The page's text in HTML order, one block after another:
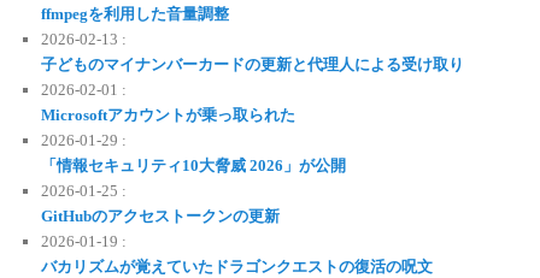
ffmpegを利用した音量調整
2026-02-13 :
子どものマイナンバーカードの更新と代理人による受け取り
2026-02-01 :
Microsoftアカウントが乗っ取られた
2026-01-29 :
「情報セキュリティ10大脅威 2026」が公開
2026-01-25 :
GitHubのアクセストークンの更新
2026-01-19 :
バカリズムが覚えていたドラゴンクエストの復活の呪文